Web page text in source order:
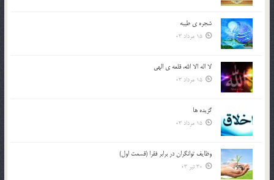
شجره ي طيبه
15 مرداد 03
لا اله الا الله، قلعه ي الهي
15 مرداد 03
گزيده ها
15 مرداد 03
وظایف توانگران در برابر فقرا (قسمت اول)
30 تیر 03